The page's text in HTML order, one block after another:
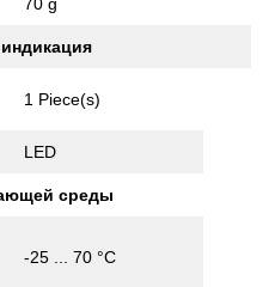
1 Piece(s)
LED
среды
-25 ... 70 °C